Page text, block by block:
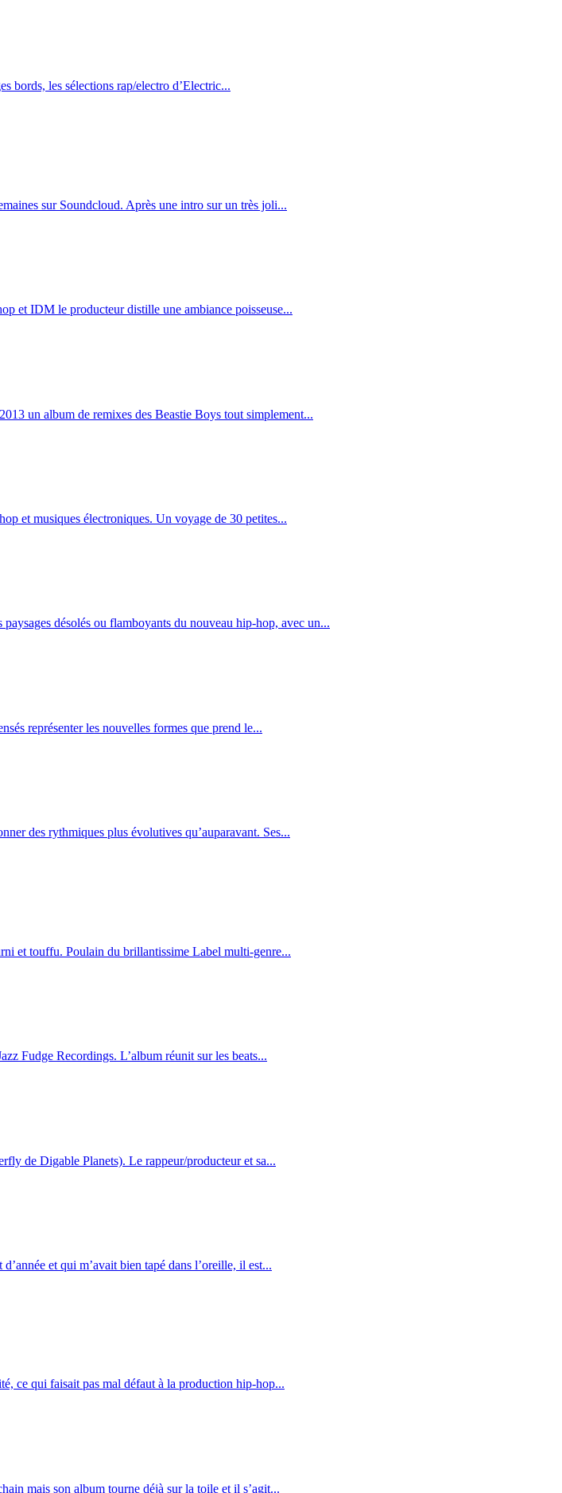
bords, les sélections rap/electro d’Electric...
sur Soundcloud. Après une intro sur un très joli...
et IDM le producteur distille une ambiance poisseuse...
un album de remixes des Beastie Boys tout simplement...
et musiques électroniques. Un voyage de 30 petites...
désolés ou flamboyants du nouveau hip-hop, avec un...
représenter les nouvelles formes que prend le...
des rythmiques plus évolutives qu’auparavant. Ses...
et touffu. Poulain du brillantissime Label multi-genre...
Fudge Recordings. L’album réunit sur les beats...
de Digable Planets). Le rappeur/producteur et sa...
et qui m’avait bien tapé dans l’oreille, il est...
ce qui faisait pas mal défaut à la production hip-hop...
mais son album tourne déjà sur la toile et il s’agit...